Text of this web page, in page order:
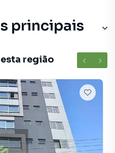
principais
região